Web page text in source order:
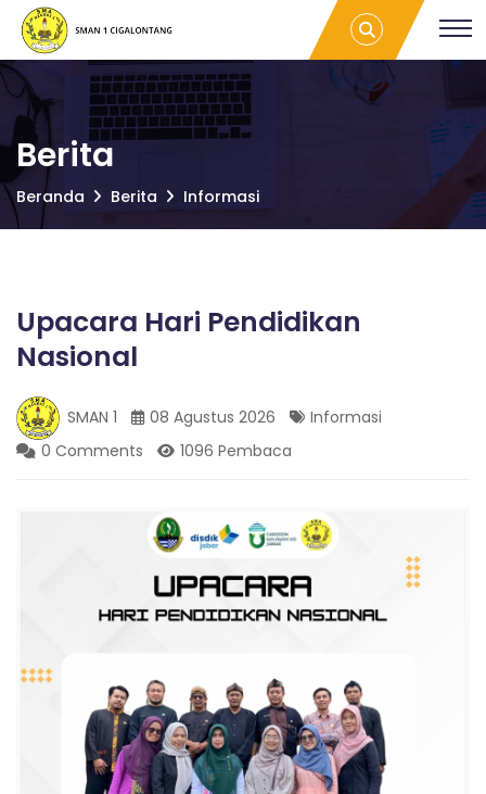
S
M
A
N
C
G
O
Upacara Hari
Pendidikan
Nasional |
SMAN 1
CIGALONTANG
A
N
I
A
O
Berita
Beranda Berita Informasi
Upacara Hari Pendidikan
Nasional
SMAN 1 08 Agustus 2026
Informasi
0 Comments
1096 Pembaca